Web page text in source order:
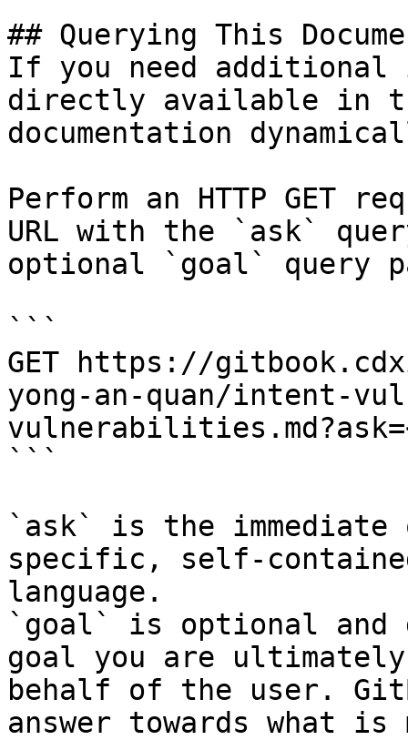
## Querying This
If you need
directly available in
documentation
Perform an HTTP GET
URL with the `ask`
optional `goal` query
```
GET https://
yong-an-quan/intent-
```
`ask` is the
specific, self-
language.
`goal` is optional and
goal you are
behalf of the user.
answer towards what